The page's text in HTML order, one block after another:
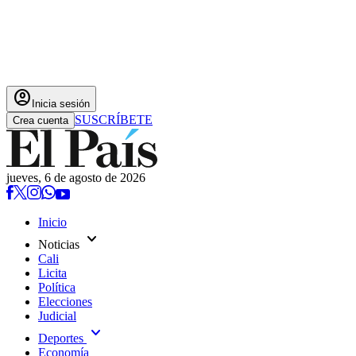
account_circle Inicia sesión
Crea cuenta SUSCRÍBETE
jueves, 6 de agosto de 2026
Inicio
Noticias expand_more
Cali
Licita
Política
Elecciones
Judicial
Deportes expand_more
Economía